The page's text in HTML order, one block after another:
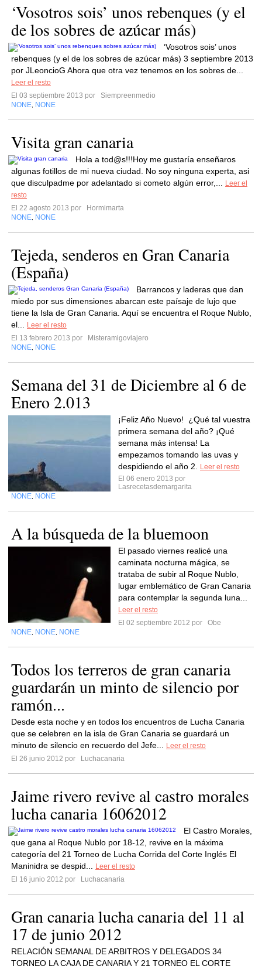
‘Vosotros sois’ unos rebenques (y el
de los sobres de azúcar más)
‘Vosotros sois’ unos
rebenques (y el de los sobres de azúcar más) 3 septiembre 2013
por JLeoncioG Ahora que otra vez tenemos en los sobres de...
Leer el resto
El 03 septiembre 2013 por
Siempreenmedio
NONE NONE
Visita gran canaria
Hola a tod@s!!!Hoy me gustaría enseñaros
algunas fotillos de mi nueva ciudad. No soy ninguna experta, asi
que disculpadme por adelantado si cometo algún error,...
Leer el
resto
El 22 agosto 2013 por
Hormimarta
NONE NONE
Tejeda, senderos en Gran Canaria
(España)
Barrancos y laderas que dan
miedo por sus dimensiones abarcan este paísaje de lujo que
tiene la Isla de Gran Canaria. Aquí se encuentra el Roque Nublo,
el...
Leer el resto
El 13 febrero 2013 por
Misteramigoviajero
NONE NONE
Semana del 31 de Diciembre al 6 de
Enero 2.013
¡Feliz Año Nuevo! ¿Qué tal vuestra
primera semana del año? ¡Qué
semana más intensa! La
empezamos tomando las uvas y
despidiendo el año 2.
Leer el resto
El 06 enero 2013 por
Lasrecetasdemargarita
NONE NONE
A la búsqueda de la bluemoon
El pasado viernes realicé una
caminata nocturna mágica, se
trataba de subir al Roque Nublo,
lugar emblemático de Gran Canaria
para contemplar la segunda luna...
Leer el resto
El 02 septiembre 2012 por
Obe
NONE NONE NONE
Todos los terreros de gran canaria
guardarán un minto de silencio por
ramón...
Desde esta noche y en todos los encuentros de Lucha Canaria
que se celebren en la isla de Gran Canaria se guardará un
minuto de silencio en recuerdo del Jefe...
Leer el resto
El 26 junio 2012 por
Luchacanaria
Jaime rivero revive al castro morales
lucha canaria 16062012
El Castro Morales,
que gana al Roque Nublo por 18-12, revive en la máxima
categoría del 21 Torneo de Lucha Corrida del Corte Inglés El
Maninidra se despid...
Leer el resto
El 16 junio 2012 por
Luchacanaria
Gran canaria lucha canaria del 11 al
17 de junio 2012
RELACIÓN SEMANAL DE ARBITROS Y DELEGADOS 34
TORNEO LA CAJA DE CANARIA Y 21 TORNEO EL CORTE